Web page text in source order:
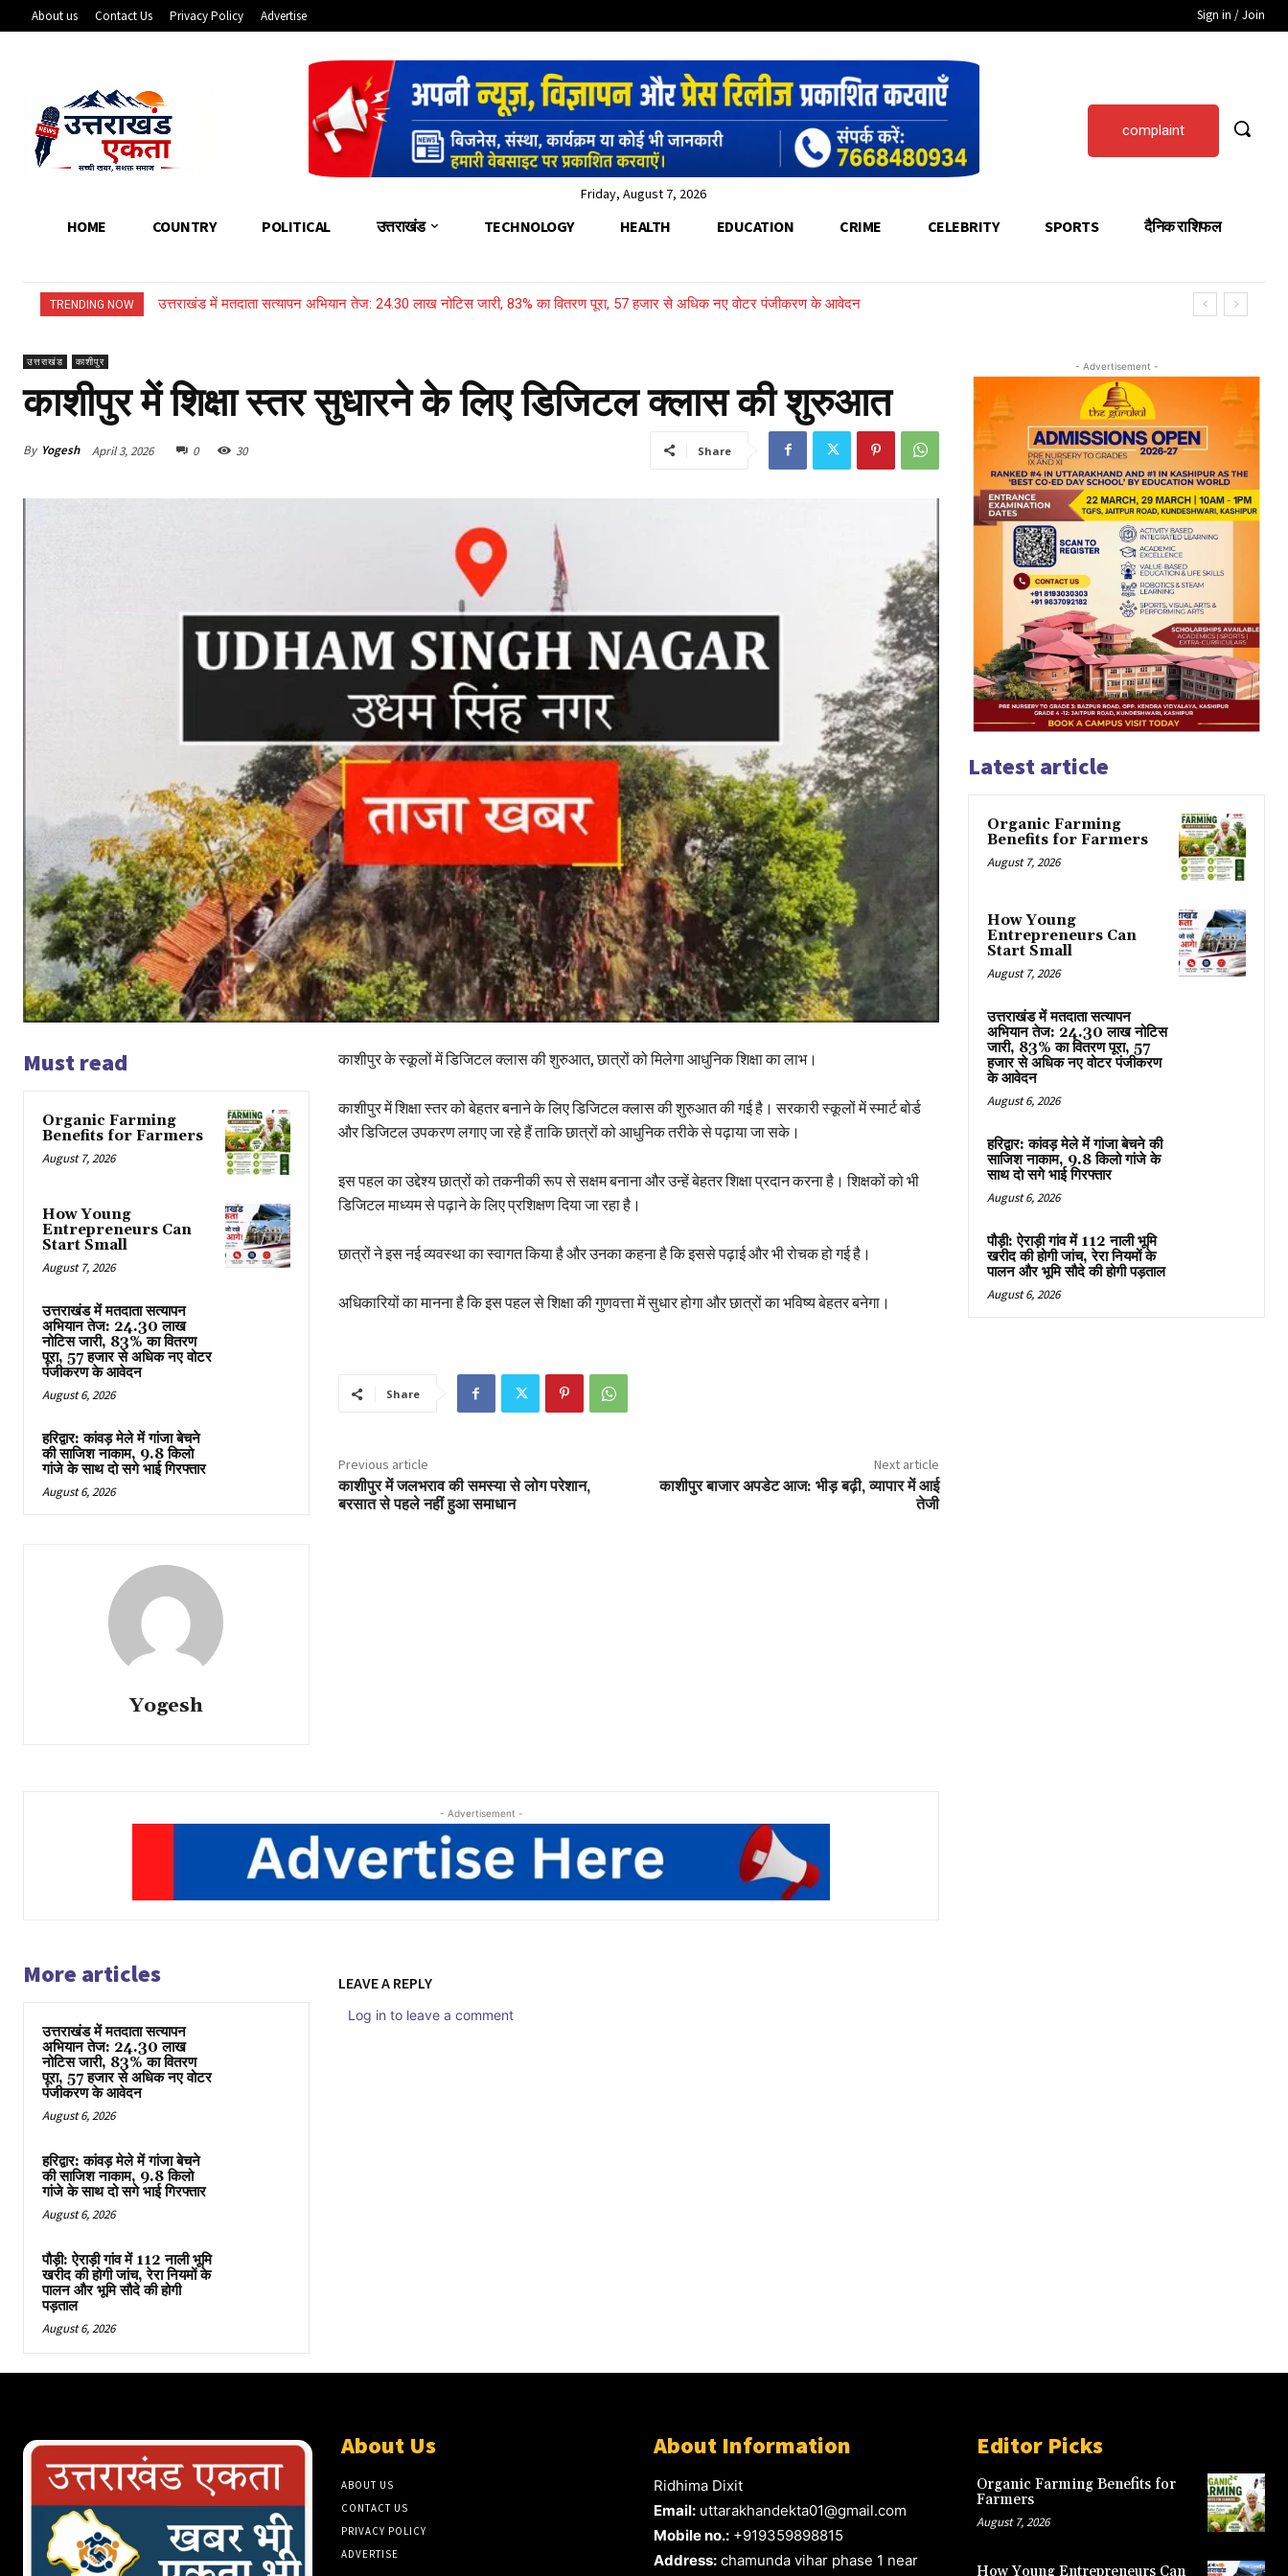
About us Contact Us Privacy Policy Advertise Sign in / Join
Friday, August 7, 2026
complaint
HOME COUNTRY POLITICAL उत्तराखंड TECHNOLOGY HEALTH EDUCATION CRIME CELEBRITY SPORTS दैनिक राशिफल
TRENDING NOW उत्तराखंड में मतदाता सत्यापन अभियान तेज: 24.30 लाख नोटिस जारी, 83% का वितरण पूरा, 57 हजार से अधिक नए वोटर पंजीकरण के आवेदन
हरिद्वार: कांवड़ मेले में गांजा बेचने की साजिश नाकाम, 9.8 किलो गांजे के साथ दो सगे भाई गिरफ्तार
उत्तराखंड काशीपुर
काशीपुर में शिक्षा स्तर सुधारने के लिए डिजिटल क्लास की शुरुआत
By Yogesh April 3, 2026 0 30 Share
Must read
Organic Farming
Benefits for Farmers
August 7, 2026
How Young
Entrepreneurs Can
Start Small
August 7, 2026
उत्तराखंड में मतदाता सत्यापन
अभियान तेज: 24.30 लाख
नोटिस जारी, 83% का वितरण
पूरा, 57 हजार से अधिक नए वोटर
पंजीकरण के आवेदन
August 6, 2026
हरिद्वार: कांवड़ मेले में गांजा बेचने
की साजिश नाकाम, 9.8 किलो
गांजे के साथ दो सगे भाई गिरफ्तार
August 6, 2026
Yogesh
काशीपुर के स्कूलों में डिजिटल क्लास की शुरुआत, छात्रों को मिलेगा आधुनिक शिक्षा का लाभ।
काशीपुर में शिक्षा स्तर को बेहतर बनाने के लिए डिजिटल क्लास की शुरुआत की गई है। सरकारी स्कूलों में स्मार्ट बोर्ड
और डिजिटल उपकरण लगाए जा रहे हैं ताकि छात्रों को आधुनिक तरीके से पढ़ाया जा सके।
इस पहल का उद्देश्य छात्रों को तकनीकी रूप से सक्षम बनाना और उन्हें बेहतर शिक्षा प्रदान करना है। शिक्षकों को भी
डिजिटल माध्यम से पढ़ाने के लिए प्रशिक्षण दिया जा रहा है।
छात्रों ने इस नई व्यवस्था का स्वागत किया है और उनका कहना है कि इससे पढ़ाई और भी रोचक हो गई है।
अधिकारियों का मानना है कि इस पहल से शिक्षा की गुणवत्ता में सुधार होगा और छात्रों का भविष्य बेहतर बनेगा।
Share
Previous article
काशीपुर में जलभराव की समस्या से लोग परेशान,
बरसात से पहले नहीं हुआ समाधान
Next article
काशीपुर बाजार अपडेट आज: भीड़ बढ़ी, व्यापार में आई
तेजी
- Advertisement -
More articles
उत्तराखंड में मतदाता सत्यापन
अभियान तेज: 24.30 लाख
नोटिस जारी, 83% का वितरण
पूरा, 57 हजार से अधिक नए वोटर
पंजीकरण के आवेदन
August 6, 2026
हरिद्वार: कांवड़ मेले में गांजा बेचने
की साजिश नाकाम, 9.8 किलो
गांजे के साथ दो सगे भाई गिरफ्तार
August 6, 2026
पौड़ी: ऐराड़ी गांव में 112 नाली भूमि
खरीद की होगी जांच, रेरा नियमों के
पालन और भूमि सौदे की होगी
पड़ताल
August 6, 2026
LEAVE A REPLY
Log in to leave a comment
- Advertisement -
Latest article
Organic Farming
Benefits for Farmers
August 7, 2026
How Young
Entrepreneurs Can
Start Small
August 7, 2026
उत्तराखंड में मतदाता सत्यापन
अभियान तेज: 24.30 लाख नोटिस
जारी, 83% का वितरण पूरा, 57
हजार से अधिक नए वोटर पंजीकरण
के आवेदन
August 6, 2026
हरिद्वार: कांवड़ मेले में गांजा बेचने की
साजिश नाकाम, 9.8 किलो गांजे के
साथ दो सगे भाई गिरफ्तार
August 6, 2026
पौड़ी: ऐराड़ी गांव में 112 नाली भूमि
खरीद की होगी जांच, रेरा नियमों के
पालन और भूमि सौदे की होगी पड़ताल
August 6, 2026
About Us
ABOUT US
CONTACT US
PRIVACY POLICY
ADVERTISE
About Information
Ridhima Dixit
Email: uttarakhandekta01@gmail.com
Mobile no.: +919359898815
Address: chamunda vihar phase 1 near
Editor Picks
Organic Farming Benefits for
Farmers
August 7, 2026
How Young Entrepreneurs Can